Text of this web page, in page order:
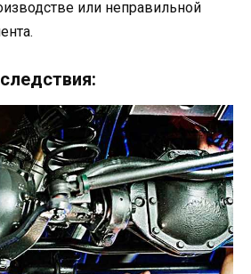
или неправильной